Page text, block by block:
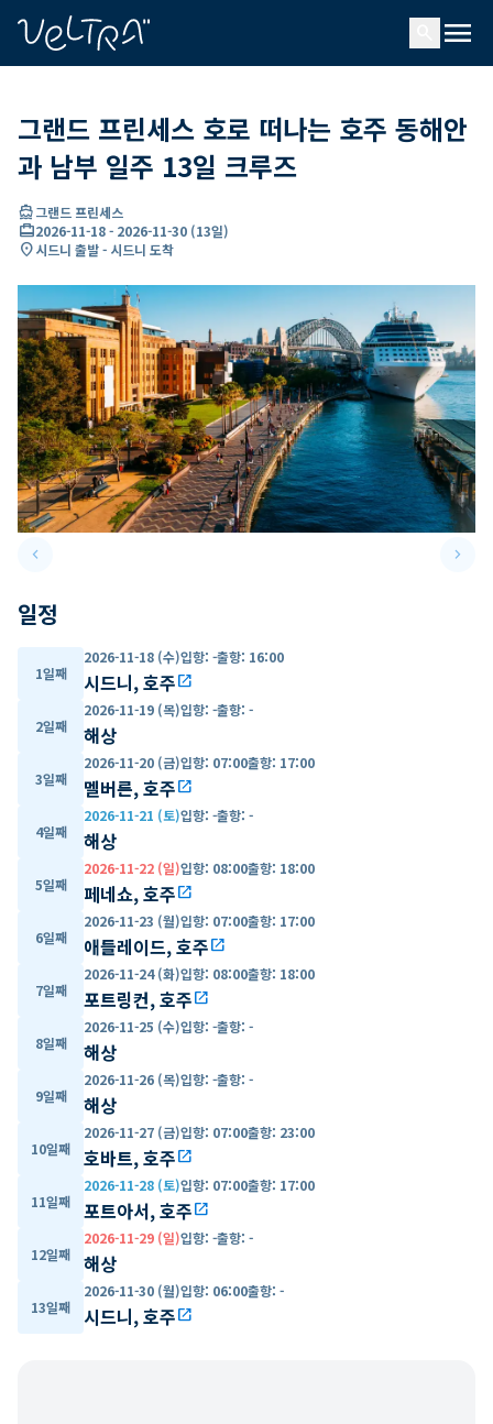
menu
그랜드 프린세스 호로 떠나는 호주 동해안
과 남부 일주 13일 크루즈
directions_boat그랜드 프린세스
card_travel2026-11-18- 2026-11-30 (13일)
location_on시드니 출발 - 시드니 도착
keyboard_arrow_leftPrevious slide keyboard_arrow_right
일정
1일째
2026-11-18 (수)입항: -출항: 16:00
시드니, 호주open_in_new
2일째
2026-11-19 (목)입항: -출항: -
해상
3일째
2026-11-20 (금)입항: 07:00출항: 17:00
멜버른, 호주open_in_new
4일째
2026-11-21 (토)입항: -출항: -
해상
5일째
2026-11-22 (일)입항: 08:00출항: 18:00
페네쇼, 호주open_in_new
6일째
2026-11-23 (월)입항: 07:00출항: 17:00
애들레이드, 호주open_in_new
7일째
2026-11-24 (화)입항: 08:00출항: 18:00
포트링컨, 호주open_in_new
8일째
2026-11-25 (수)입항: -출항: -
해상
9일째
2026-11-26 (목)입항: -출항: -
해상
10일째
2026-11-27 (금)입항: 07:00출항: 23:00
호바트, 호주open_in_new
11일째
2026-11-28 (토)입항: 07:00출항: 17:00
포트아서, 호주open_in_new
12일째
2026-11-29 (일)입항: -출항: -
해상
13일째
2026-11-30 (월)입항: 06:00출항: -
시드니, 호주open_in_new